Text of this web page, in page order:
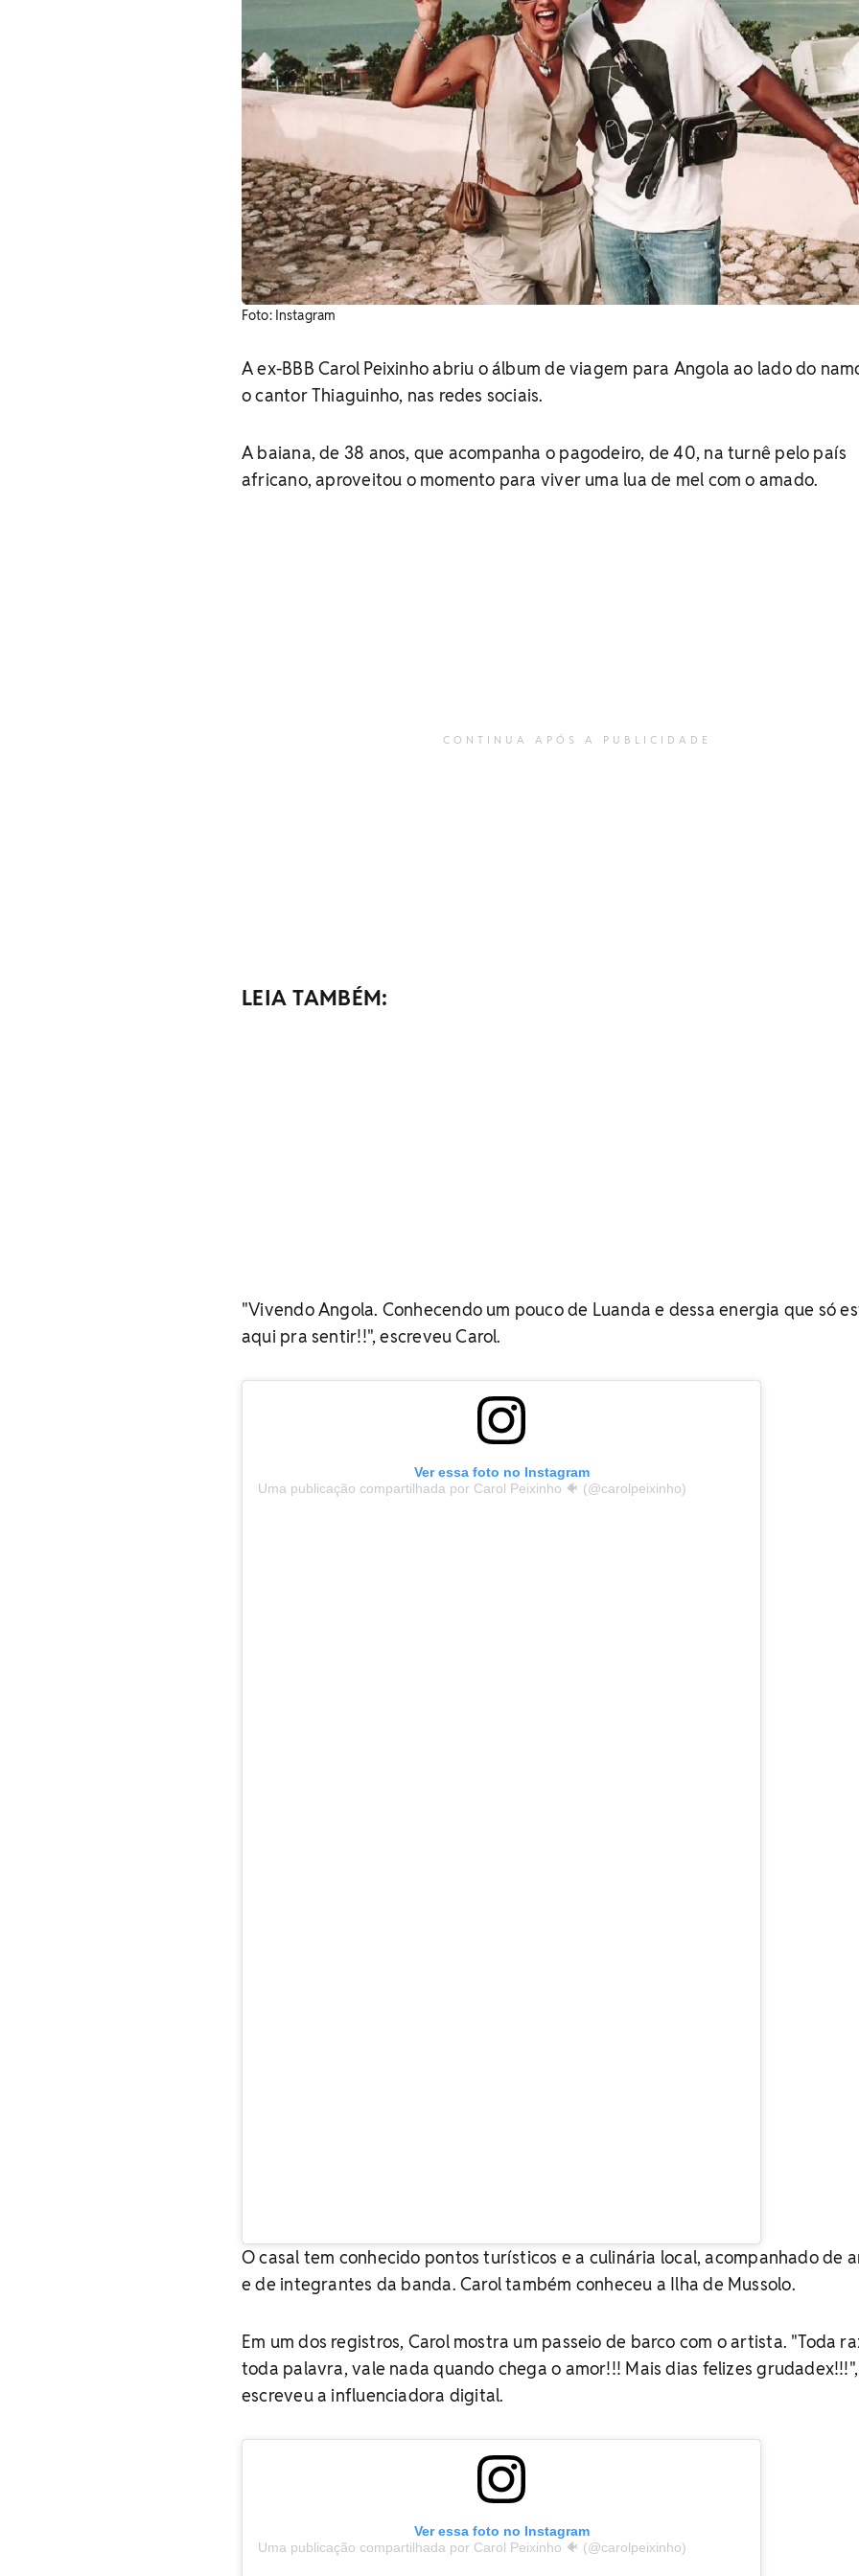
Foto: Instagram
A ex-BBB Carol Peixinho abriu o álbum de viagem para Angola ao lado do
o cantor Thiaguinho, nas redes sociais.
A baiana, de 38 anos, que acompanha o pagodeiro, de 40, na turnê pelo país
africano, aproveitou o momento para viver uma lua de mel com o amado.
CONTINUA APÓS A PUBLICIDADE
LEIA TAMBÉM:
"Vivendo Angola. Conhecendo um pouco de Luanda e dessa energia que só
aqui pra sentir!!", escreveu Carol.
Ver essa foto no Instagram
Uma publicação compartilhada por Carol Peixinho 🐠 (@carolpeixinho)
O casal tem conhecido pontos turísticos e a culinária local, acompanhado de
e de integrantes da banda. Carol também conheceu a Ilha de Mussolo.
Em um dos registros, Carol mostra um passeio de barco com o artista. "Toda
toda palavra, vale nada quando chega o amor!!! Mais dias felizes grudadex!!!",
escreveu a influenciadora digital.
Ver essa foto no Instagram
Uma publicação compartilhada por Carol Peixinho 🐠 (@carolpeixinho)